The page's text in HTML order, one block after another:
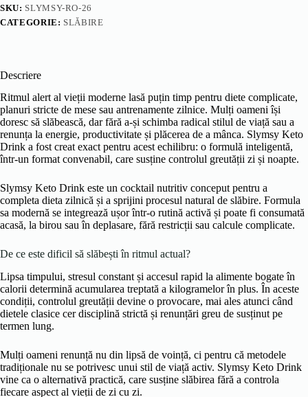
SKU: SLYMSY-RO-26
CATEGORIE: SLĂBIRE
Descriere
Ritmul alert al vieții moderne lasă puțin timp pentru diete complicate,
planuri stricte de mese sau antrenamente zilnice. Mulți oameni își
doresc să slăbească, dar fără a-și schimba radical stilul de viață sau a
renunța la energie, productivitate și plăcerea de a mânca. Slymsy Keto
Drink a fost creat exact pentru acest echilibru: o formulă inteligentă,
într-un format convenabil, care susține controlul greutății zi și noapte.
Slymsy Keto Drink este un cocktail nutritiv conceput pentru a
completa dieta zilnică și a sprijini procesul natural de slăbire. Formula
sa modernă se integrează ușor într-o rutină activă și poate fi consumată
acasă, la birou sau în deplasare, fără restricții sau calcule complicate.
De ce este dificil să slăbești în ritmul actual?
Lipsa timpului, stresul constant și accesul rapid la alimente bogate în
calorii determină acumularea treptată a kilogramelor în plus. În aceste
condiții, controlul greutății devine o provocare, mai ales atunci când
dietele clasice cer disciplină strictă și renunțări greu de susținut pe
termen lung.
Mulți oameni renunță nu din lipsă de voință, ci pentru că metodele
tradiționale nu se potrivesc unui stil de viață activ. Slymsy Keto Drink
vine ca o alternativă practică, care susține slăbirea fără a controla
fiecare aspect al vieții de zi cu zi.